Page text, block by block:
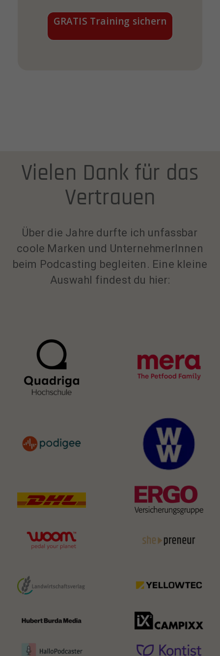
GRATIS Training sichern
Vielen Dank für das
Vertrauen
Über die Jahre durfte ich unfassbar
coole Marken und UnternehmerInnen
beim Podcasting begleiten. Eine kleine
Auswahl findest du hier: